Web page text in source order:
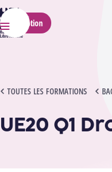
HELMo
Menu
Inscription
TOUTES LES FORMATIONS
UE20 Q1 DROIT COMPTABLE
UE20 Q1